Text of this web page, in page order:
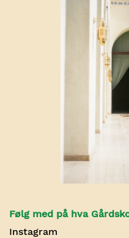
Følg med på hva
Instagram